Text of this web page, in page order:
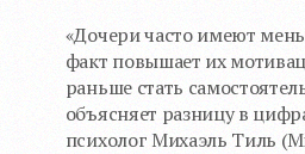
«Дочери часто имеют
факт повышает их
раньше стать
объясняет разницу в
психолог Михаэль Тиль